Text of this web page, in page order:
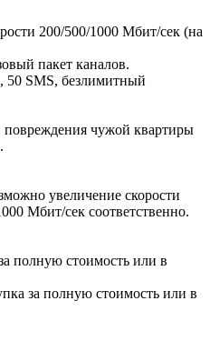
200/500/1000 Мбит/сек (на
пакет каналов.
SMS, безлимитный
чужой квартиры
увеличение скорости
Мбит/сек соответственно.
полную стоимость или в
за полную стоимость или в